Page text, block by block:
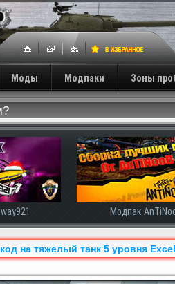
Моды Модпаки Зоны
Модпак
на тяжелый танк 5 уровня